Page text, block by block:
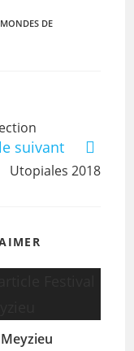
DE
suivant
Utopiales 2018